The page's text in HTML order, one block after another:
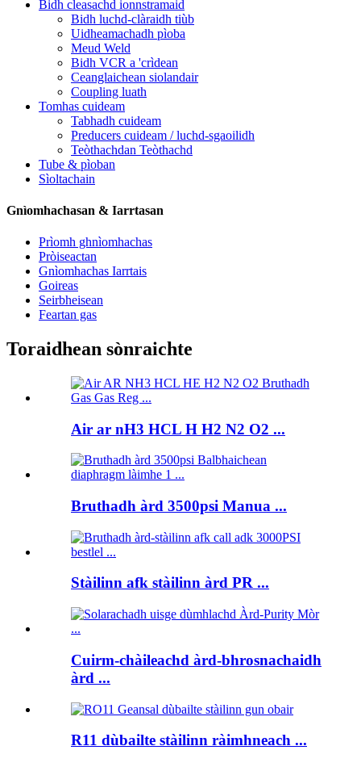
Bidh cleasachd ionnstramaid
Bidh luchd-clàraidh tiùb
Uidheamachadh pìoba
Meud Weld
Bidh VCR a 'crìdean
Ceanglaichean siolandair
Coupling luath
Tomhas cuideam
Tabhadh cuideam
Preducers cuideam / luchd-sgaoilidh
Teòthachdan Teòthachd
Tube & pìoban
Sìoltachain
Gnìomhachasan & Iarrtasan
Prìomh ghnìomhachas
Pròiseactan
Gnìomhachas Iarrtais
Goireas
Seirbheisean
Feartan gas
Toraidhean sònraichte
Air ar nH3 HCL H H2 N2 O2 ...
Bruthadh àrd 3500psi Manua ...
Stàilinn afk stàilinn àrd PR ...
Cuirm-chàileachd àrd-bhrosnachaidh
àrd ...
R11 dùbailte stàilinn ràimhneach ...